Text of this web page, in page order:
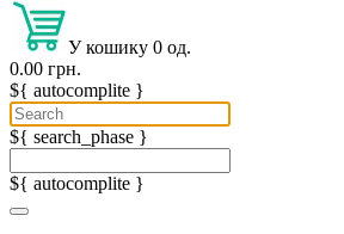
У кошику 0 од.
0.00 грн.
${ autocomplite }
${ search_phase }
${ autocomplite }